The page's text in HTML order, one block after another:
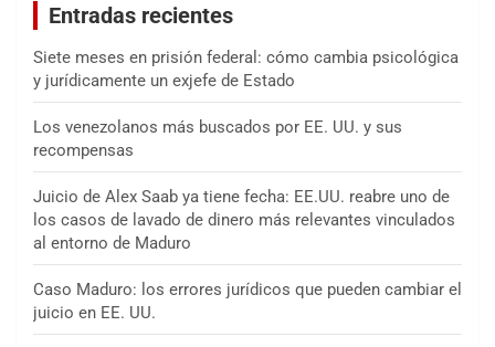
Entradas recientes
Siete meses en prisión federal: cómo cambia psicológica
y jurídicamente un exjefe de Estado
Los venezolanos más buscados por EE. UU. y sus
recompensas
Juicio de Alex Saab ya tiene fecha: EE.UU. reabre uno de
los casos de lavado de dinero más relevantes vinculados
al entorno de Maduro
Caso Maduro: los errores jurídicos que pueden cambiar el
juicio en EE. UU.